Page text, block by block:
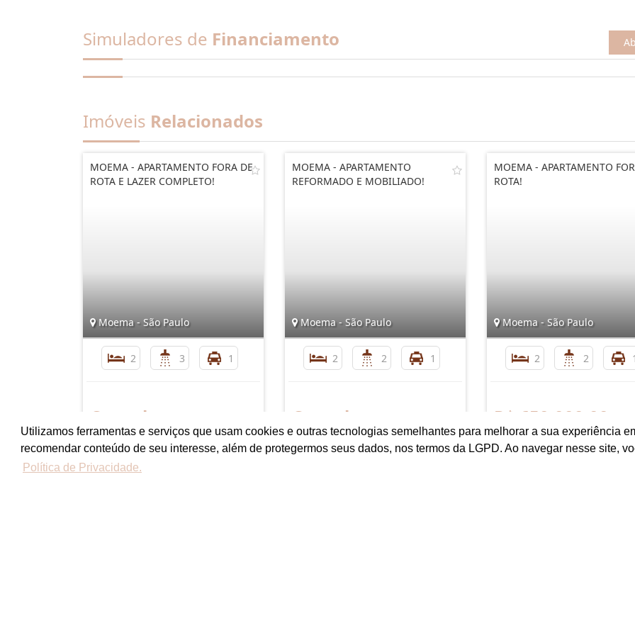
Utilizamos ferramentas e serviços que usam cookies e outras tecnologias semelhantes para melhorar a sua experiência
recomendar conteúdo de seu interesse, além de protegermos seus dados, nos termos da LGPD. Ao navegar nesse site,
Política de Privacidade.
Simuladores de Financiamento
Imóveis Relacionados
MOEMA - APARTAMENTO FORA DE
ROTA E LAZER COMPLETO!
Moema - São Paulo
2 3 1
Consultar
MOEMA - APARTAMENTO
REFORMADO E MOBILIADO!
Moema - São Paulo
2 2 1
Consultar
MOEMA - APARTAMENTO
ROTA!
Moema - São Paulo
2 2
R$ 650.000,00